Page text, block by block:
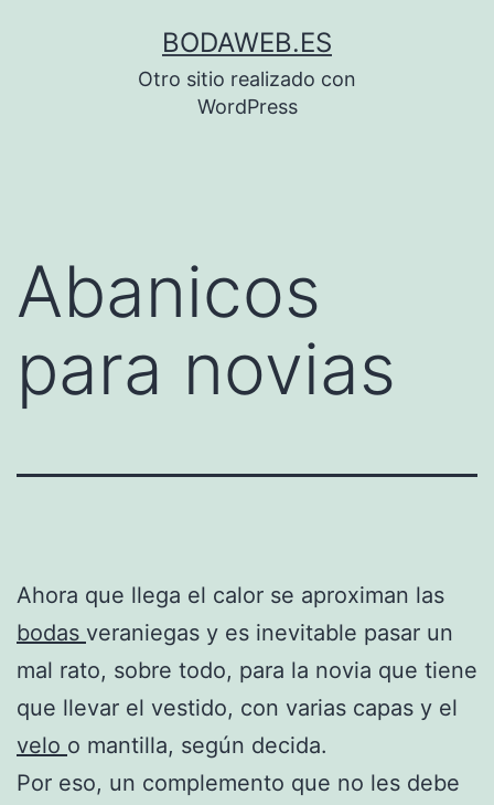
BODAWEB.ES
Otro sitio realizado con
WordPress
Abanicos
para novias
Ahora que llega el calor se aproximan las
bodas veraniegas y es inevitable pasar un
mal rato, sobre todo, para la novia que tiene
que llevar el vestido, con varias capas y el
velo o mantilla, según decida.
Por eso, un complemento que no les debe